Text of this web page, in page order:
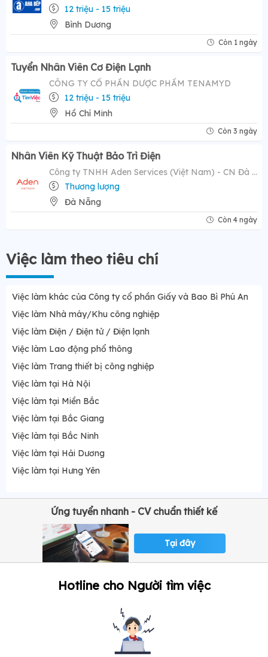
12 triệu - 15 triệu
Bình Dương
Còn 1 ngày
Tuyển Nhân Viên Cơ Điện Lạnh
CÔNG TY CỔ PHẦN DƯỢC PHẨM TENAMYD
12 triệu - 15 triệu
Hồ Chí Minh
Còn 3 ngày
Nhân Viên Kỹ Thuật Bảo Trì Điện
Công ty TNHH Aden Services (Việt Nam) - CN Đà Nẵng
Thương lượng
Đà Nẵng
Còn 4 ngày
Việc làm theo tiêu chí
Việc làm khác của Công ty cổ phần Giấy và Bao Bì Phú An
Việc làm Nhà máy/Khu công nghiệp
Việc làm Điện / Điện tử / Điện lạnh
Việc làm Lao động phổ thông
Việc làm Trang thiết bị công nghiệp
Việc làm tại Hà Nội
Việc làm tại Miền Bắc
Việc làm tại Bắc Giang
Việc làm tại Bắc Ninh
Việc làm tại Hải Dương
Việc làm tại Hưng Yên
Ứng tuyển nhanh - CV chuẩn thiết kế
Tại đây
Hotline cho Người tìm việc